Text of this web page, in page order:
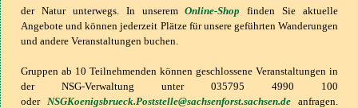
der Natur unterwegs. In unseremOnline-Shop
finden Sie aktuelle
Angebote und können jederzeit Plätze für unsere geführten Wanderungen
und andere Veranstaltungen buchen.
Gruppen ab 10 Teilnehmenden können geschlossene Veranstaltungen in
der NSG-Verwaltung unter 035795 4990 100
oder NSGKoenigsbrueck.Poststelle@sachsenforst.sachsen.de anfragen.